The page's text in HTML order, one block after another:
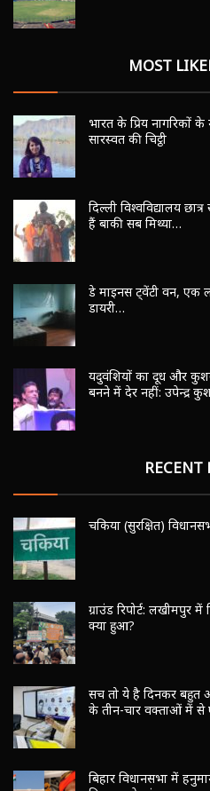
MOST
भारत के प्रिय नागरिकों
सारस्वत की चिट्ठी
दिल्ली विश्वविद्यालय
हैं बाकी सब मिथ्या…
डे माइनस ट्वेंटी वन, एक
डायरी…
यदुवंशियों का दूध और
बनने में देर नहीं: उपेन्द्र
RECENT
चकिया (सुरक्षित)
ग्राउंड रिपोर्ट: लखीमपुर
क्या हुआ?
सच तो ये है दिनकर बहुत
के तीन-चार वक्ताओं में से
बिहार विधानसभा में